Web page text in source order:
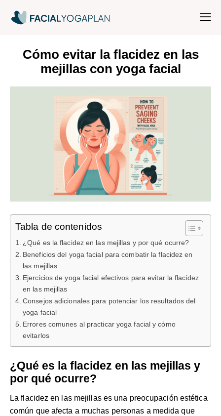
Cómo evitar la flacidez en las
mejillas con yoga facial
Tabla de contenidos
¿Qué es la flacidez en las mejillas y por qué ocurre?
Beneficios del yoga facial para combatir la flacidez en
las mejillas
Ejercicios de yoga facial efectivos para evitar la flacidez
en las mejillas
Consejos adicionales para potenciar los resultados del
yoga facial
Errores comunes al practicar yoga facial y cómo
evitarlos
¿Qué es la flacidez en las mejillas y
por qué ocurre?
La flacidez en las mejillas es una preocupación estética
común que afecta a muchas personas a medida que